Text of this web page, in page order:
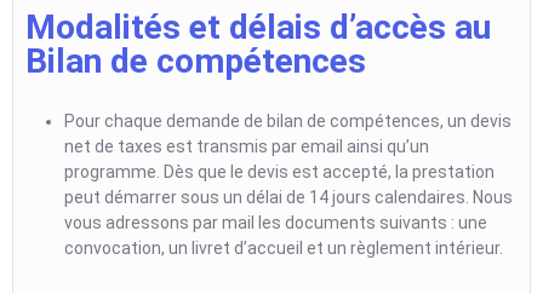
Modalités et délais d’accès au
Bilan de compétences
Pour chaque demande de bilan de compétences, un devis
net de taxes est transmis par email ainsi qu’un
programme. Dès que le devis est accepté, la prestation
peut démarrer sous un délai de 14 jours calendaires. Nous
vous adressons par mail les documents suivants : une
convocation, un livret d’accueil et un règlement intérieur.